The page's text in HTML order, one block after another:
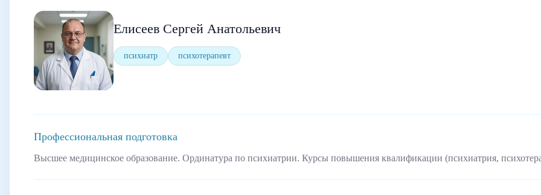
Елисеев Сергей Анатольевич
психиатр психотерапевт
Профессиональная подготовка
Высшее медицинское образование. Ординатура по психиатрии. Курсы повышения квалификации (психиатрия,